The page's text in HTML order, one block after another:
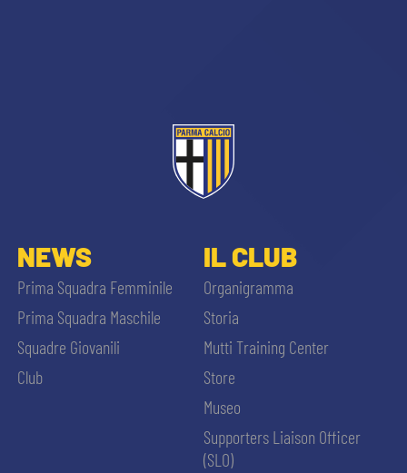
NEWS
Prima Squadra Femminile
Prima Squadra Maschile
Squadre Giovanili
Club
IL CLUB
Organigramma
Storia
Mutti Training Center
Store
Museo
Supporters Liaison Officer
(SLO)